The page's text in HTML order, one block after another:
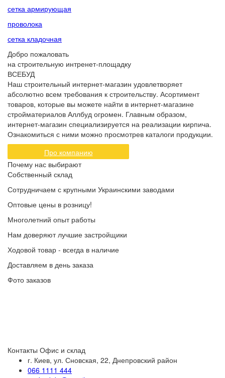
сетка армирующая
проволока
сетка кладочная
Добро пожаловать
на строительную интренет-площадку
ВСЕБУД
Наш строительный интернет-магазин удовлетворяет
абсолютно всем требования к строительству. Асортимент
товаров, которые вы можете найти в интернет-магазине
стройматериалов Аллбуд огромен. Главным образом,
интернет-магазин специализируется на реализации кирпича.
Ознакомиться с ними можно просмотрев каталоги продукции.
Про компанию
Почему нас выбирают
Собственный склад
Сотрудничаем с крупными Украинскими заводами
Оптовые цены в розницу!
Многолетний опыт работы
Нам доверяют лучшие застройщики
Ходовой товар - всегда в наличие
Доставляем в день заказа
Фото заказов
Контакты Офис и склад
г. Киев, ул. Сновская, 22, Днепровский район
066 1111 444